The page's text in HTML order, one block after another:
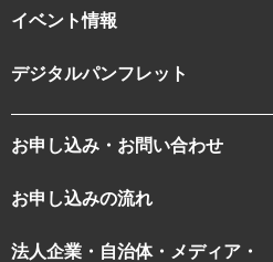
イベント情報
デジタルパンフレット
お申し込み・お問い合わせ
お申し込みの流れ
法人企業・自治体・メディア・